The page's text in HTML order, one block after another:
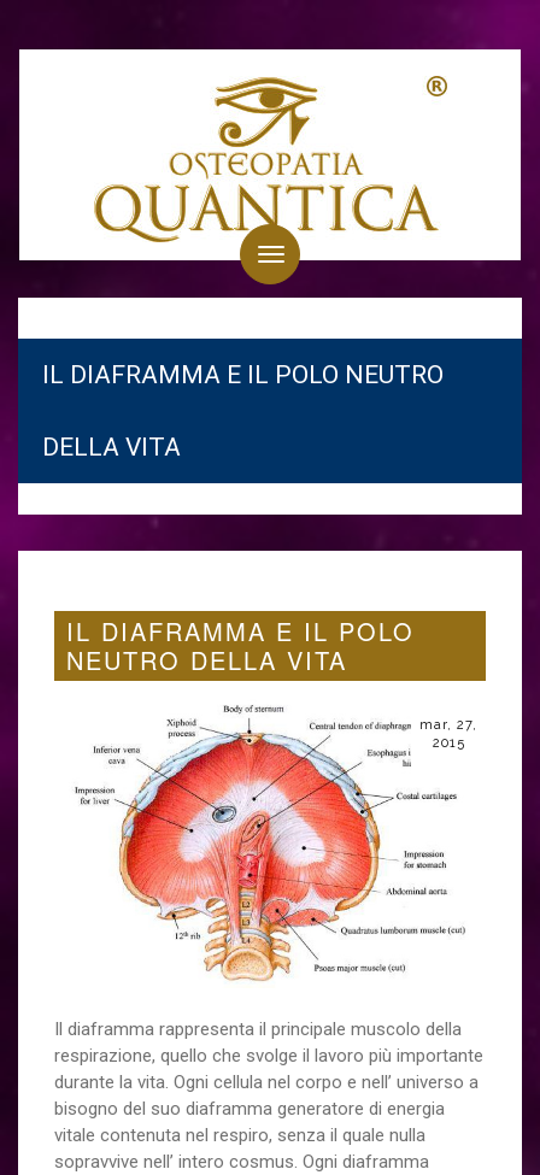
Toggle
navigation
IL DIAFRAMMA E IL POLO NEUTRO
DELLA VITA
IL DIAFRAMMA E IL POLO
NEUTRO DELLA VITA
mar, 27,
2015
Il diaframma rappresenta il principale muscolo della
respirazione, quello che svolge il lavoro più importante
durante la vita. Ogni cellula nel corpo e nell’ universo a
bisogno del suo diaframma generatore di energia
vitale contenuta nel respiro, senza il quale nulla
sopravvive nell’ intero cosmus. Ogni diaframma